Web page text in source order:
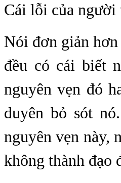
Cái lỗi của người
Nói đơn giản
đều có cái biết
nguyên vẹn đó
duyên bỏ sót
nguyên vẹn này,
không thành đạo